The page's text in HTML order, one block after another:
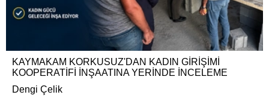
KAYMAKAM KORKUSUZ'DAN KADIN GİRİŞİMİ
KOOPERATİFİ İNŞAATINA YERİNDE İNCELEME
Dengi Çelik